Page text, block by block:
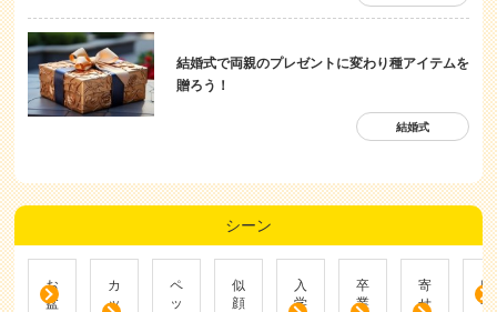
結婚式で両親のプレゼントに変わり種アイテムを
贈ろう！
結婚式
シーン
お
盆
カ
ッ
ペ
ッ
似
顔
入
学
卒
業
寄
せ
帰
省